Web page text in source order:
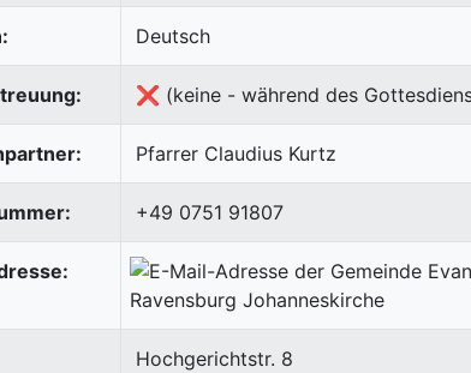
Deutsch
❌ (keine - während des
Pfarrer Claudius Kurtz
+49 0751 91807
Hochgerichtstr. 8